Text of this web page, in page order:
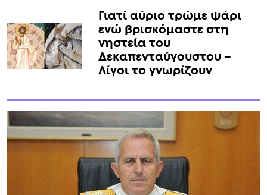
Γιατί αύριο τρώμε ψάρι
ενώ βρισκόμαστε στη
νηστεία του
Δεκαπενταύγουστου –
Λίγοι το γνωρίζουν